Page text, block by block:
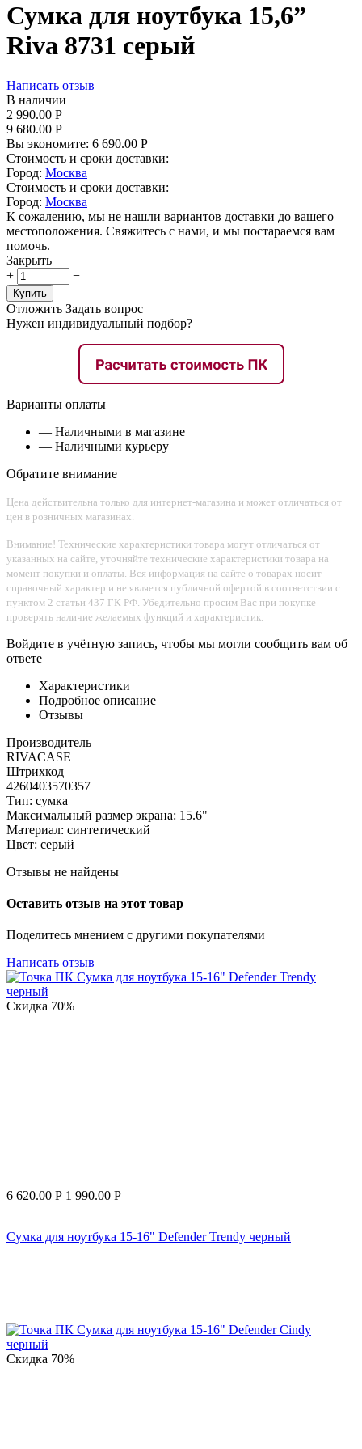
Сумка для ноутбука 15,6”
Riva 8731 серый
Написать отзыв
В наличии
2 990.00 Р
9 680.00 Р
Вы экономите: 6 690.00 Р
Стоимость и сроки доставки:
Город: Москва
Стоимость и сроки доставки:
Город: Москва
К сожалению, мы не нашли вариантов доставки до вашего
местоположения. Свяжитесь с нами, и мы постараемся вам
помочь.
Закрыть
+
−
Купить
Отложить Задать вопрос
Нужен индивидуальный подбор?
Варианты оплаты
— Наличными в магазине
— Наличными курьеру
Обратите внимание
Цена действительна только для интернет-магазина и может отличаться от
цен в розничных магазинах.
Внимание! Технические характеристики товара могут отличаться от
указанных на сайте, уточняйте технические характеристики товара на
момент покупки и оплаты. Вся информация на сайте о товарах носит
справочный характер и не является публичной офертой в соответствии с
пунктом 2 статьи 437 ГК РФ. Убедительно просим Вас при покупке
проверять наличие желаемых функций и характеристик.
Войдите в учётную запись, чтобы мы могли сообщить вам об
ответе
Характеристики
Подробное описание
Отзывы
Производитель
RIVACASE
Штрихкод
4260403570357
Тип: сумка
Максимальный размер экрана: 15.6"
Материал: синтетический
Цвет: серый
Отзывы не найдены
Оставить отзыв на этот товар
Поделитесь мнением с другими покупателями
Написать отзыв
Скидка 70%
6 620.00 Р 1 990.00 Р
Сумка для ноутбука 15-16" Defender Trendy черный
Скидка 70%